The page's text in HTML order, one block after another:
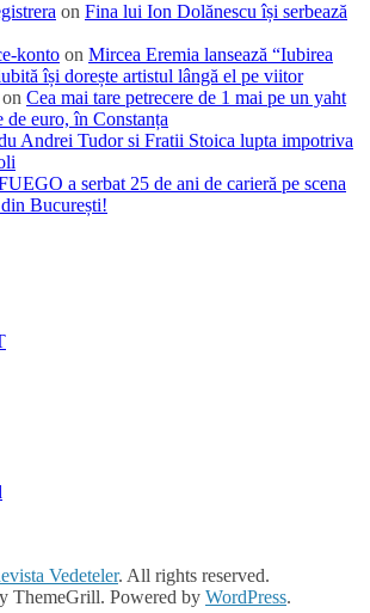
on Fina lui Ion Dolănescu își serbează
konto on Mircea Eremia lansează “Iubirea
își dorește artistul lângă el pe viitor
on Cea mai tare petrecere de 1 mai pe un yaht
de euro, în Constanța
Andrei Tudor si Fratii Stoica lupta impotriva
a serbat 25 de ani de carieră pe scena
București!
Vedeteler. All rights reserved.
ThemeGrill. Powered by WordPress.